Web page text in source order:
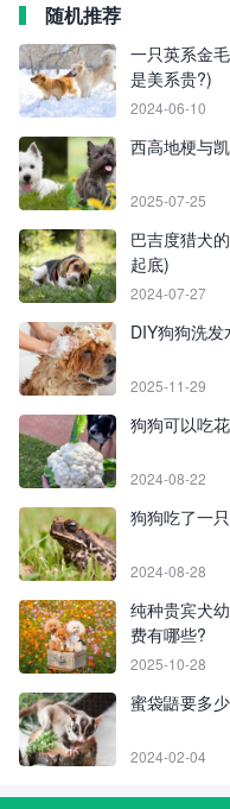
随机推荐
一只英系金
是美系贵?)
2024-06-10
西高地梗与
2025-07-25
巴吉度猎犬
起底)
2024-07-27
DIY狗狗洗
2025-11-29
狗狗可以吃
2024-08-22
狗狗吃了一
2024-08-28
纯种贵宾犬
费有哪些?
2025-10-28
蜜袋鼯要多
2024-02-04